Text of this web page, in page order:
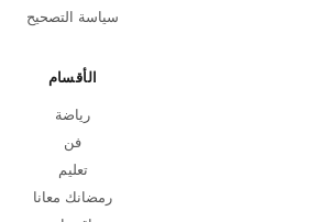
سياسة التصحيح
الأقسام
رياضة
فن
تعليم
رمضانك معانا